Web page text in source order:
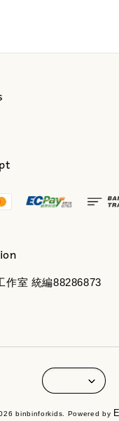
作室 統編88286873
binbinforkids. Powered by